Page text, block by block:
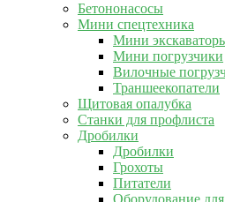
Бетононасосы
Мини спецтехника
Мини
Мини погрузчики
Вилочные
Траншеекопатели
Щитовая опалубка
Станки для профлиста
Дробилки
Дробилки
Грохоты
Питатели
Оборудование